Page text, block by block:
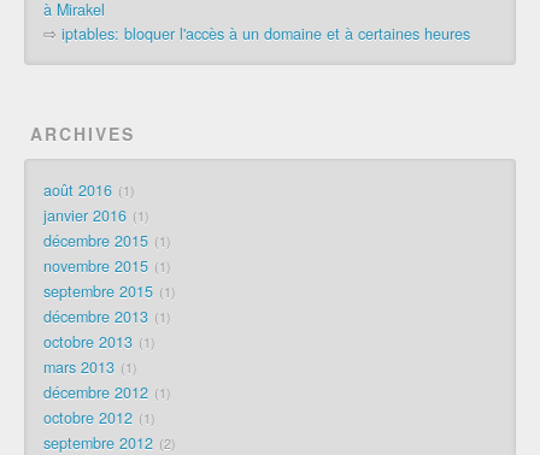
à Mirakel
⇨ iptables: bloquer l'accès à un domaine et à certaines heures
ARCHIVES
août 2016 1
janvier 2016 1
décembre 2015 1
novembre 2015 1
septembre 2015 1
décembre 2013 1
octobre 2013 1
mars 2013 1
décembre 2012 1
octobre 2012 1
septembre 2012 2